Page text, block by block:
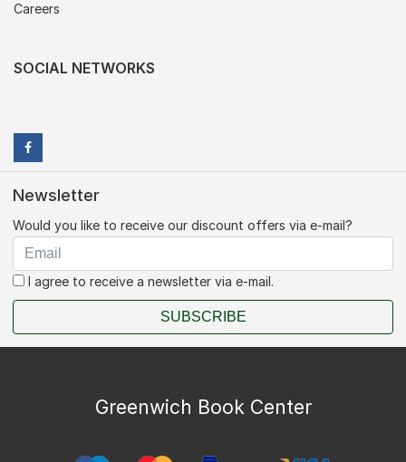
Careers
SOCIAL NETWORKS
Newsletter
Would you like to receive our discount offers via e-mail?
I agree to receive a newsletter via e-mail.
SUBSCRIBE
Greenwich Book Center